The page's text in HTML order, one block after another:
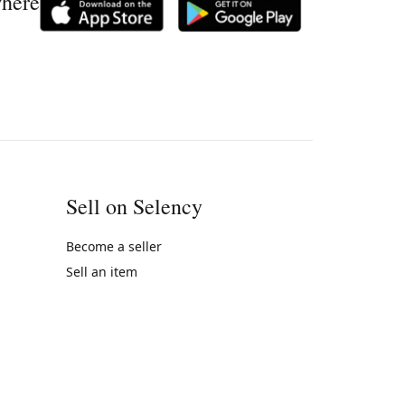
Sell on Selency
Become a seller
Sell an item